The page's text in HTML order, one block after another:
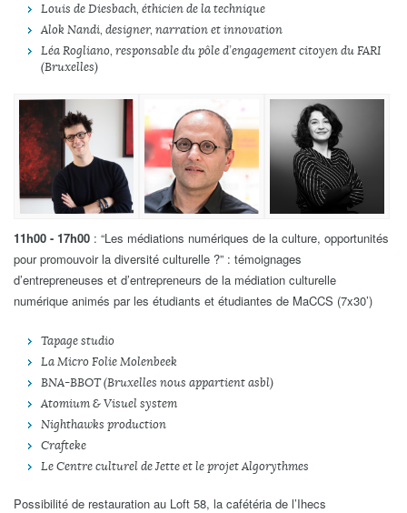
Louis de Diesbach, éthicien de la technique
Alok Nandi, designer, narration et innovation
Léa Rogliano, responsable du pôle d’engagement citoyen du FARI
(Bruxelles)
11h00 - 17h00 : “Les médiations numériques de la culture, opportunités
pour promouvoir la diversité culturelle ?” : témoignages
d’entrepreneuses et d’entrepreneurs de la médiation culturelle
numérique animés par les étudiants et étudiantes de MaCCS (7x30’)
Tapage studio
La Micro Folie Molenbeek
BNA-BBOT (Bruxelles nous appartient asbl)
Atomium & Visuel system
Nighthawks production
Crafteke
Le Centre culturel de Jette et le projet Algorythmes
Possibilité de restauration au Loft 58, la cafétéria de l’Ihecs